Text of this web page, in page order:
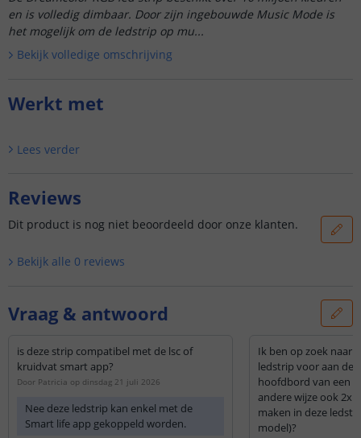
en is volledig dimbaar. Door zijn ingebouwde Music Mode is
het mogelijk om de ledstrip op mu...
Bekijk volledige omschrijving
Werkt met
Lees verder
Reviews
Dit product is nog niet beoordeeld door onze klanten.
Bekijk alle 0 reviews
Vraag & antwoord
is deze strip compatibel met de lsc of
kruidvat smart app?
Door Patricia op dinsdag 21 juli 2026
Nee deze ledstrip kan enkel met de
Smart life app gekoppeld worden.
Ik ben op zoek naar
ledstrip voor aan de
hoofdbord van een
andere wijze ook 2x
maken in deze
model)?